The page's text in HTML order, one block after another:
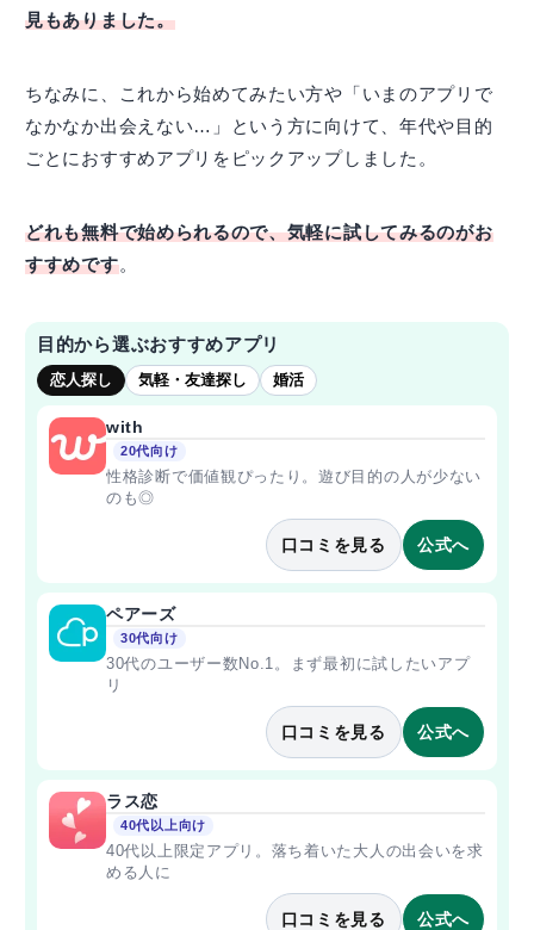
見もありました。
ちなみに、これから始めてみたい方や「いまのアプリで
なかなか出会えない…」という方に向けて、年代や目的
ごとにおすすめアプリをピックアップしました。
どれも無料で始められるので、気軽に試してみるのがお
すすめです。
目的から選ぶおすすめアプリ
恋人探し 気軽・友達探し 婚活
with
20代向け
性格診断で価値観ぴったり。遊び目的の人が少ない
のも◎
公式へ
口コミを見る
ペアーズ
30代向け
30代のユーザー数No.1。まず最初に試したいアプ
リ
公式へ
口コミを見る
ラス恋
40代以上向け
40代以上限定アプリ。落ち着いた大人の出会いを求
める人に
公式へ
口コミを見る